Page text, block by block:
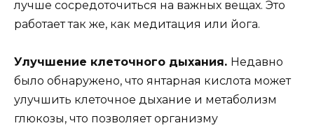
лучше сосредоточиться на важных вещах. Это
работает так же, как медитация или йога.
Улучшение клеточного дыхания. Недавно
было обнаружено, что янтарная кислота может
улучшить клеточное дыхание и метаболизм
глюкозы, что позволяет организму